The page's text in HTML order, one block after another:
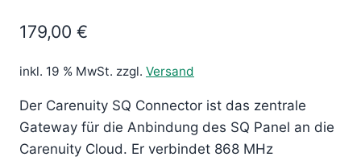
179,00 €
inkl. 19 % MwSt. zzgl. Versand
Der Carenuity SQ Connector ist das zentrale
Gateway für die Anbindung des SQ Panel an die
Carenuity Cloud. Er verbindet 868 MHz